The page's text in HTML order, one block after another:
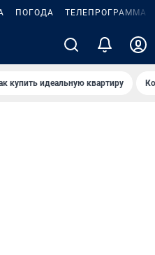
ПОГОДА ТЕЛЕПРОГРАММА
купить идеальную квартиру